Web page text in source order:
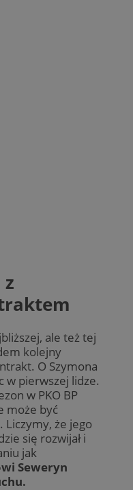
ale też tej
kolejny
O Szymona
w pierwszej lidze.
w PKO BP
może być
Liczymy, że jego
się rozwijał i
jak
Seweryn